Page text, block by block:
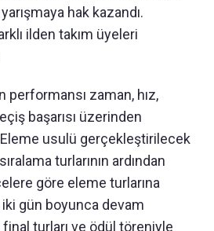
hak kazandı.
ilden takım üyeleri
performansı zaman, hız,
başarısı üzerinden
usulü gerçekleştirilecek
turlarının ardından
göre eleme turlarına
iki gün boyunca devam
turları ve ödül töreniyle